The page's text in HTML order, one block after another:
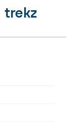
trekz